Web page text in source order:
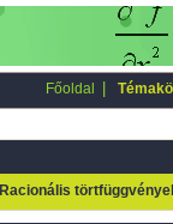
Főoldal
Racionális